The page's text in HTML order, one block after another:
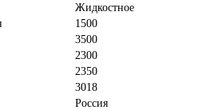
Жидкостное
1500
3500
2300
2350
3018
Россия